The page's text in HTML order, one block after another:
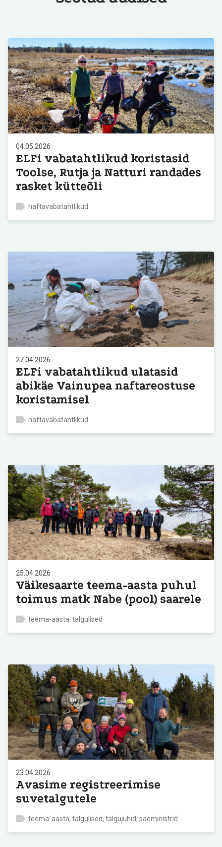
04.05.2026
ELFi vabatahtlikud koristasid
Toolse, Rutja ja Natturi randades
rasket kütteõli
naftavabatahtlikud
27.04.2026
ELFi vabatahtlikud ulatasid
abikäe Vainupea naftareostuse
koristamisel
naftavabatahtlikud
25.04.2026
Väikesaarte teema-aasta puhul
toimus matk Nabe (pool) saarele
teema-aasta, talgulised
23.04.2026
Avasime registreerimise
suvetalgutele
teema-aasta, talgulised, talgujuhid, saeministrid